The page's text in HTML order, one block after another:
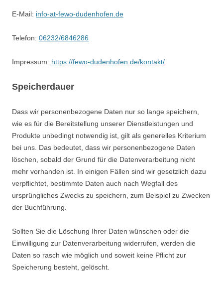
E-Mail: info-at-fewo-dudenhofen.de
Telefon: 06232/6846286
Impressum: https://fewo-dudenhofen.de/kontakt/
Speicherdauer
Dass wir personenbezogene Daten nur so lange speichern,
wie es für die Bereitstellung unserer Dienstleistungen und
Produkte unbedingt notwendig ist, gilt als generelles Kriterium
bei uns. Das bedeutet, dass wir personenbezogene Daten
löschen, sobald der Grund für die Datenverarbeitung nicht
mehr vorhanden ist. In einigen Fällen sind wir gesetzlich dazu
verpflichtet, bestimmte Daten auch nach Wegfall des
ursprüngliches Zwecks zu speichern, zum Beispiel zu Zwecken
der Buchführung.
Sollten Sie die Löschung Ihrer Daten wünschen oder die
Einwilligung zur Datenverarbeitung widerrufen, werden die
Daten so rasch wie möglich und soweit keine Pflicht zur
Speicherung besteht, gelöscht.